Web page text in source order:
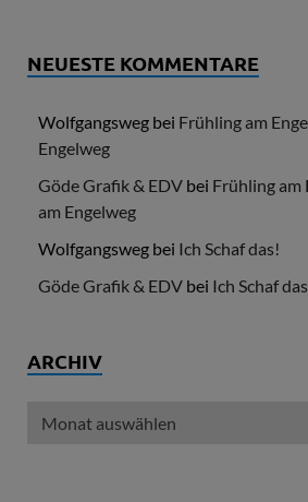
NEUESTE KOMMENTARE
Wolfgangsweg bei Frühling am
Engelweg
Göde Grafik & EDV bei Frühling am
am Engelweg
Wolfgangsweg bei Ich Schaf das!
Göde Grafik & EDV bei Ich Schaf
ARCHIV